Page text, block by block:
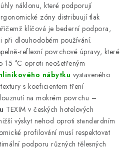
náklonu, které podporují
zóny distribuují tlak
klíčová je bederní podpora,
při dlouhodobém používání.
reflexní povrchové úpravy, které
15 °C oproti neošetřeným
nábytku vystaveného
s koeficientem tření
na mokrém povrchu –
TEXIM v českých hotelových
výskyt nehod oproti standardním
profilování musí respektovat
podporu různých tělesných